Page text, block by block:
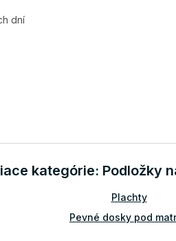
dní
á
a
i
e
p
kategórie: Podložky
Plachty
Pevné dosky pod